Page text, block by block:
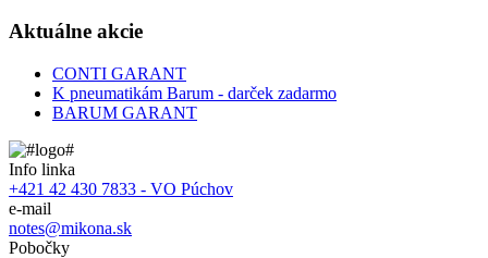
Aktuálne akcie
CONTI GARANT
K pneumatikám Barum - darček zadarmo
BARUM GARANT
Info linka
+421 42 430 7833 - VO Púchov
e-mail
notes@mikona.sk
Pobočky